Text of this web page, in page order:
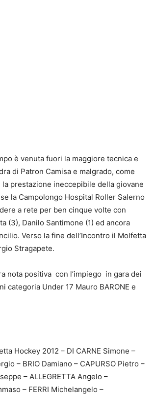
è venuta fuori la maggiore tecnica e
di Patron Camisa e malgrado, come
prestazione ineccepibile della giovane
la Campolongo Hospital Roller Salerno
a rete per ben cinque volte con
(3), Danilo Santimone (1) ed ancora
Verso la fine dell’Incontro il Molfetta
Stragapete.
nota positiva con l’impiego in gara dei
categoria Under 17 Mauro BARONE e
Hockey 2012 – DI CARNE Simone –
– BRIO Damiano – CAPURSO Pietro –
– ALLEGRETTA Angelo –
– FERRI Michelangelo –